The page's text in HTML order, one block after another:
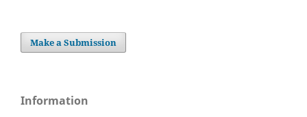
Make a Submission
Information